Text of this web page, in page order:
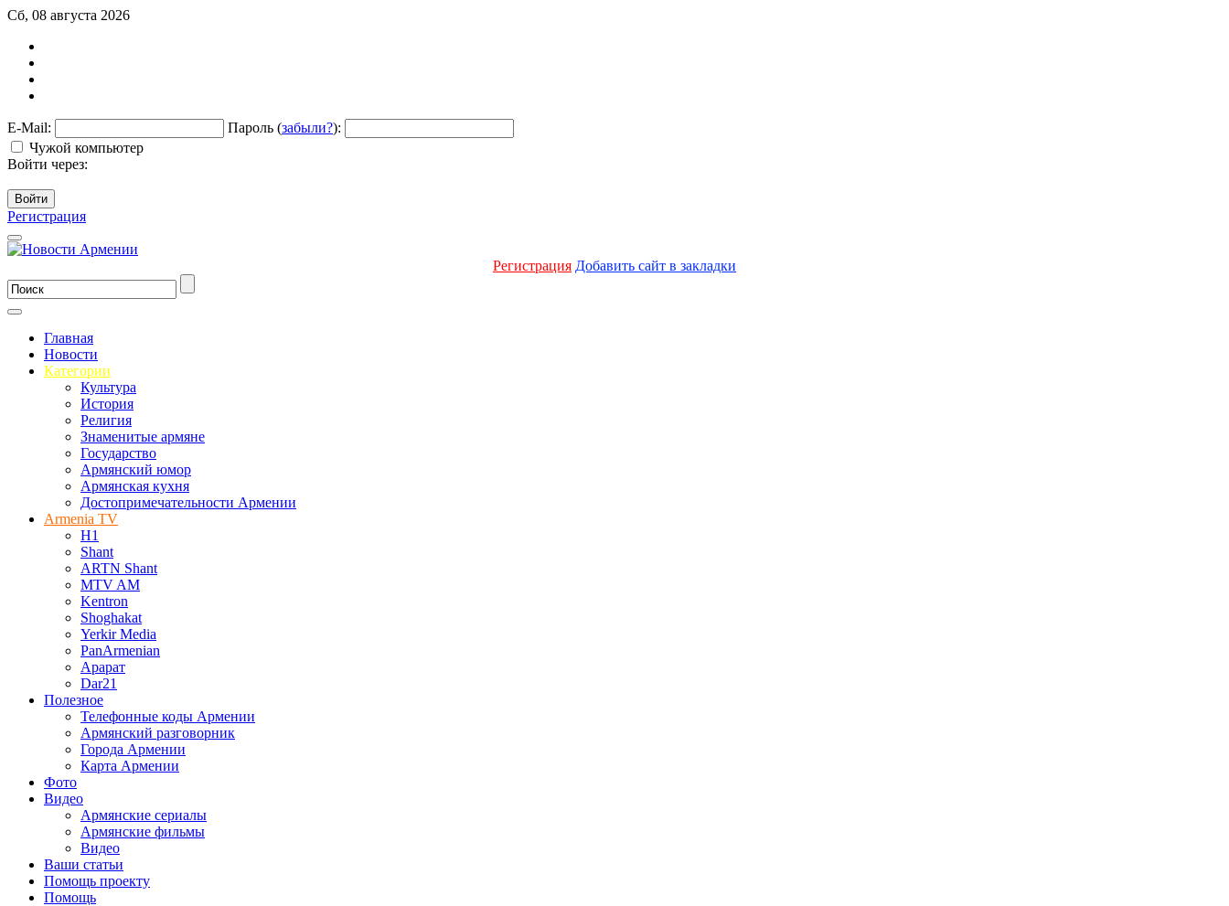
Сб, 08 августа 2026
E-Mail: Пароль (забыли?):
Чужой компьютер
Войти через:
Войти
Регистрация
Регистрация Добавить сайт в закладки
Главная
Новости
Категории
Культура
История
Религия
Знаменитые армяне
Государство
Армянский юмор
Армянская кухня
Достопримечательности Армении
Armenia TV
H1
Shant
ARTN Shant
MTV AM
Kentron
Shoghakat
Yerkir Media
PanArmenian
Арарат
Dar21
Полезное
Телефонные коды Армении
Армянский разговорник
Города Армении
Карта Армении
Фото
Видео
Армянские сериалы
Армянские фильмы
Видео
Ваши статьи
Помощь проекту
Помощь